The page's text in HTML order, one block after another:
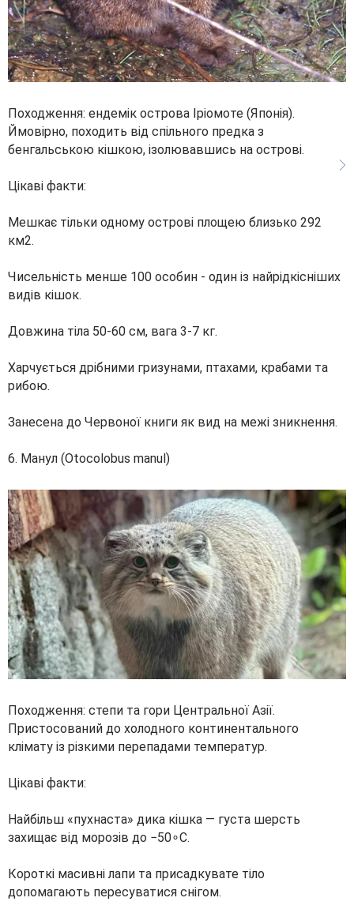
Походження: ендемік острова Іріомоте (Японія).
Ймовірно, походить від спільного предка з
бенгальською кішкою, ізолювавшись на острові.
Цікаві факти:
Мешкає тільки одному острові площею близько 292
км2.
Чисельність менше 100 особин - один із найрідкісніших
видів кішок.
Довжина тіла 50-60 см, вага 3-7 кг.
Харчується дрібними гризунами, птахами, крабами та
рибою.
Занесена до Червоної книги як вид на межі зникнення.
6. Манул (Otocolobus manul)
Походження: степи та гори Центральної Азії.
Пристосований до холодного континентального
клімату із різкими перепадами температур.
Цікаві факти:
Найбільш «пухнаста» дика кішка — густа шерсть
захищає від морозів до −50∘C.
Короткі масивні лапи та присадкувате тіло
допомагають пересуватися снігом.